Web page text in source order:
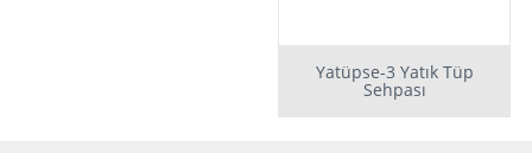
Yatüpse-3 Yatık Tüp
Sehpası